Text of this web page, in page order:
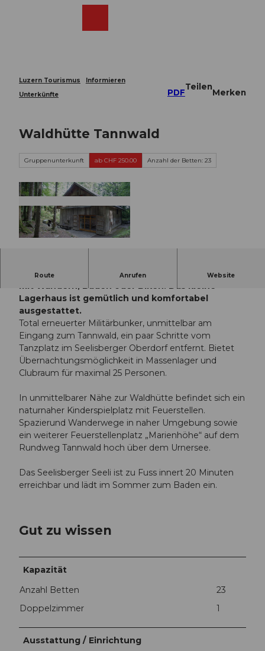
Luzern Tourismus
Informieren
Unterkünfte
PDF
Teilen
Merken
Waldhütte Tannwald
Gruppenunterkunft ab CHF 250.00 Anzahl der Betten: 23
Route Anrufen Website
Geniessen Sie an idyllischer Lage erholsame Tage
mit Wandern, Baden oder Biken. Das kleine
Lagerhaus ist gemütlich und komfortabel
ausgestattet.
Total erneuerter Militärbunker, unmittelbar am
Eingang zum Tannwald, ein paar Schritte vom
Tanzplatz im Seelisberger Oberdorf entfernt. Bietet
Übernachtungsmöglichkeit in Massenlager und
Clubraum für maximal 25 Personen.
In unmittelbarer Nähe zur Waldhütte befindet sich ein
naturnaher Kinderspielplatz mit Feuerstellen.
Spazierund Wanderwege in naher Umgebung sowie
ein weiterer Feuerstellenplatz „Marienhöhe“ auf dem
Rundweg Tannwald hoch über dem Urnersee.
Das Seelisberger Seeli ist zu Fuss innert 20 Minuten
erreichbar und lädt im Sommer zum Baden ein.
Gut zu wissen
Kapazität
Anzahl Betten
23
Doppelzimmer
1
Ausstattung / Einrichtung